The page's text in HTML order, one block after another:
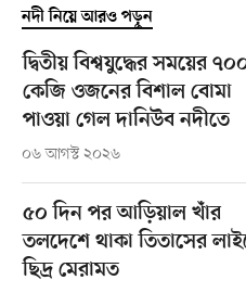
নদী নিয়ে আরও পড়ুন
দ্বিতীয় বিশ্বযুদ্ধের সময়ের
কেজি ওজনের বিশাল বোমা
পাওয়া গেল দানিউব নদীতে
০৬ আগস্ট ২০২৬
৫০ দিন পর আড়িয়াল খাঁর
তলদেশে থাকা তিতাসের
ছিদ্র মেরামত